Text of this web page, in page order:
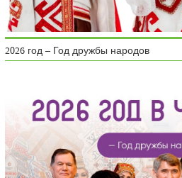
2026 год – Год дружбы народов